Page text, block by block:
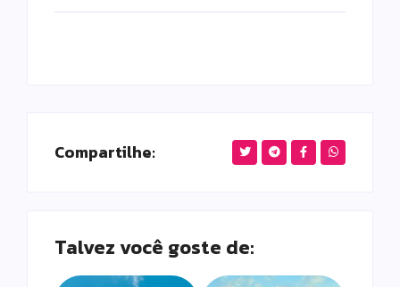
Compartilhe:
Talvez você goste de: